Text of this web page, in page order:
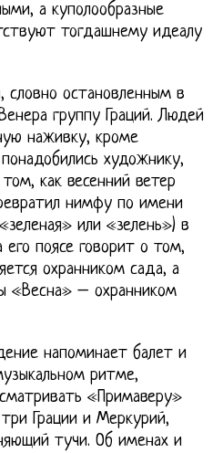
а куполообразные
тогдашнему идеалу
остановленным в
группу Граций. Людей
наживку, кроме
художнику,
как весенний ветер
нимфу по имени
или «зелень») в
поясе говорит о том,
охранником сада, а
«Весна» – охранником
напоминает балет и
ритме,
«Примаверу»
Грации и Меркурий,
тучи. Об именах и